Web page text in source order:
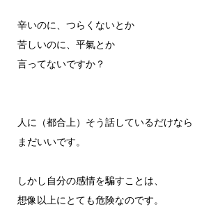
辛いのに、つらくないとか
苦しいのに、平氣とか
言ってないですか？
人に（都合上）そう話しているだけなら
まだいいです。
しかし自分の感情を騙すことは、
想像以上にとても危険なのです。